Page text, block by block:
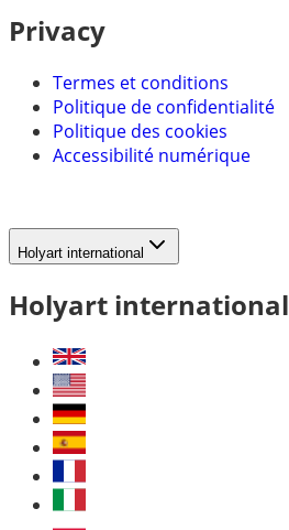
Privacy
Termes et conditions
Politique de confidentialité
Politique des cookies
Accessibilité numérique
Holyart international
Holyart international